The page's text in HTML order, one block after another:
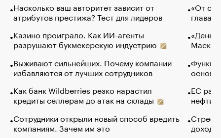
Насколько ваш авторитет зависит от
атрибутов престижа? Тест для лидеров
Казино проиграло. Как ИИ-агенты
разрушают букмекерскую индустрию
Выживают сильнейших. Почему компании
избавляются от лучших сотрудников
Как банк Wildberries резко нарастил
кредиты селлерам до атак на склады
Сотрудники открыли новый способ вредить
компаниям. Зачем им это
«От
глава
Маск в
основ
ЕС
нефти